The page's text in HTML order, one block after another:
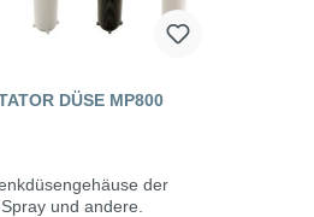
DÜSE MP800
der
und andere.